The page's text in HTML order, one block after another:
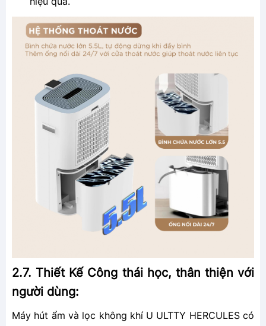
2.7. Thiết Kế Công thái học, thân thiện với
người dùng:
Máy hút ẩm và lọc không khí U ULTTY HERCULES có